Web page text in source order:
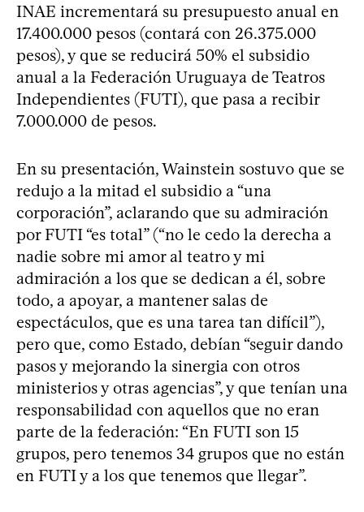
INAE incrementará su presupuesto anual en
17.400.000 pesos (contará con 26.375.000
pesos), y que se reducirá 50% el subsidio
anual a la Federación Uruguaya de Teatros
Independientes (FUTI), que pasa a recibir
7.000.000 de pesos.
En su presentación, Wainstein sostuvo que se
redujo a la mitad el subsidio a “una
corporación”, aclarando que su admiración
por FUTI “es total” (“no le cedo la derecha a
nadie sobre mi amor al teatro y mi
admiración a los que se dedican a él, sobre
todo, a apoyar, a mantener salas de
espectáculos, que es una tarea tan difícil”),
pero que, como Estado, debían “seguir dando
pasos y mejorando la sinergia con otros
ministerios y otras agencias”, y que tenían una
responsabilidad con aquellos que no eran
parte de la federación: “En FUTI son 15
grupos, pero tenemos 34 grupos que no están
en FUTI y a los que tenemos que llegar”.